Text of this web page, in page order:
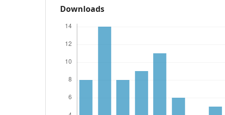
Downloads